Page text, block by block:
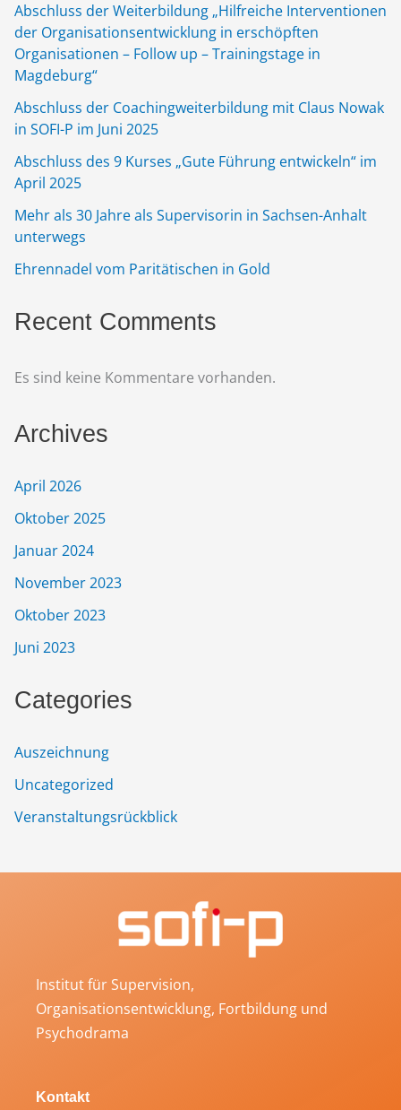
Abschluss der Weiterbildung „Hilfreiche Interventionen
der Organisationsentwicklung in erschöpften
Organisationen – Follow up – Trainingstage in
Magdeburg“
Abschluss der Coachingweiterbildung mit Claus Nowak
in SOFI-P im Juni 2025
Abschluss des 9 Kurses „Gute Führung entwickeln“ im
April 2025
Mehr als 30 Jahre als Supervisorin in Sachsen-Anhalt
unterwegs
Ehrennadel vom Paritätischen in Gold
Recent Comments
Es sind keine Kommentare vorhanden.
Archives
April 2026
Oktober 2025
Januar 2024
November 2023
Oktober 2023
Juni 2023
Categories
Auszeichnung
Uncategorized
Veranstaltungsrückblick
Institut für Supervision,
Organisationsentwicklung, Fortbildung und
Psychodrama
Kontakt